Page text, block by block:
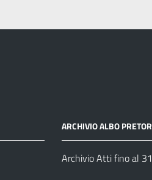
ARCHIVIO ALBO
Archivio Atti fino al